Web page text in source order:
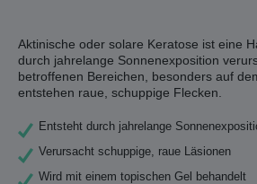
Aktinische oder solare Keratose ist eine
durch jahrelange Sonnenexposition
betroffenen Bereichen, besonders auf
entstehen raue, schuppige Flecken.
Entsteht durch jahrelange
Verursacht schuppige, raue Läsionen
Wird mit einem topischen Gel behandelt